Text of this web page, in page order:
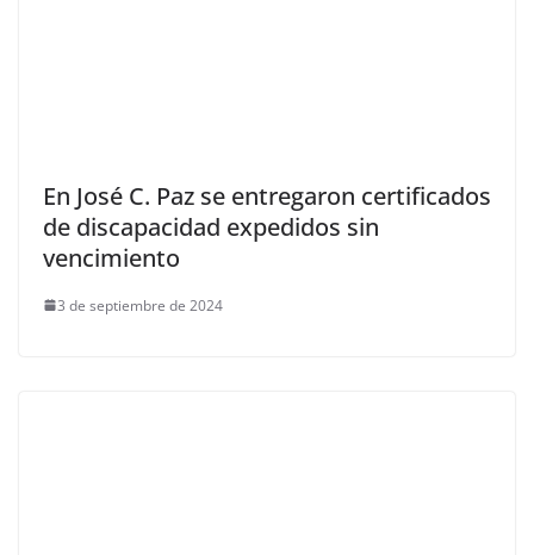
En José C. Paz se entregaron certificados
de discapacidad expedidos sin
vencimiento
3 de septiembre de 2024